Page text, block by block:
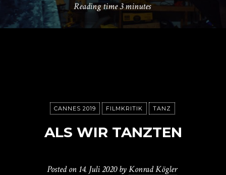
Reading time3 minutes
CANNES 2019 FILMKRITIK TANZ
ALS WIR TANZTEN
Posted on 14. Juli 2020 byKonrad Kögler